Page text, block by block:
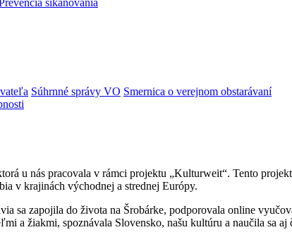
šikanovania
Súhrnné správy VO Smernica o verejnom obstarávaní
u nás pracovala v rámci projektu „Kulturweit“. Tento
v krajinách východnej a strednej Európy.
zapojila do života na Šrobárke, podporovala online
a žiakmi, spoznávala Slovensko, našu kultúru a naučila sa aj